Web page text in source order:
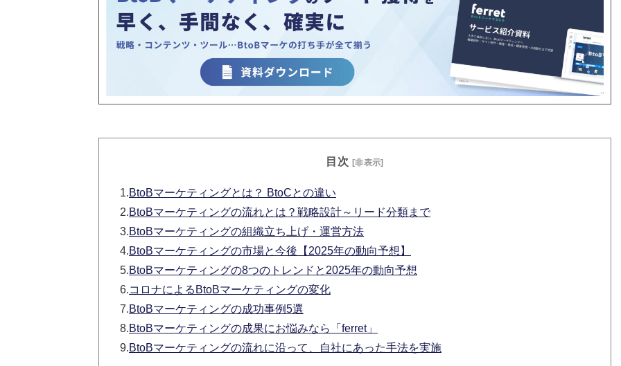
目次 [非表示]
1.BtoBマーケティングとは？ BtoCとの違い
2.BtoBマーケティングの流れとは？戦略設計～リード分類まで
3.BtoBマーケティングの組織立ち上げ・運営方法
4.BtoBマーケティングの市場と今後【2025年の動向予想】
5.BtoBマーケティングの8つのトレンドと2025年の動向予想
6.コロナによるBtoBマーケティングの変化
7.BtoBマーケティングの成功事例5選
8.BtoBマーケティングの成果にお悩みなら「ferret」
9.BtoBマーケティングの流れに沿って、自社にあった手法を実施